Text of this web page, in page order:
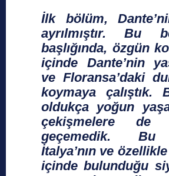
İlk bölüm,
ayrılmıştır. Bu
başlığında, özgün
içinde Dante’nin
ve Floransa’daki
koymaya çalıştık.
oldukça yoğun
çekişmelere de
geçemedik. Bu
İtalya’nın ve
içinde bulunduğu